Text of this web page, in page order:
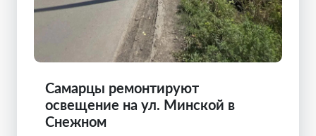
Самарцы ремонтируют
освещение на ул. Минской в
Снежном